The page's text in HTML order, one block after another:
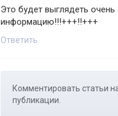
Это будет выглядеть
информацию!!!+++!!+++
Ответить
Комментировать статьи
публикации.